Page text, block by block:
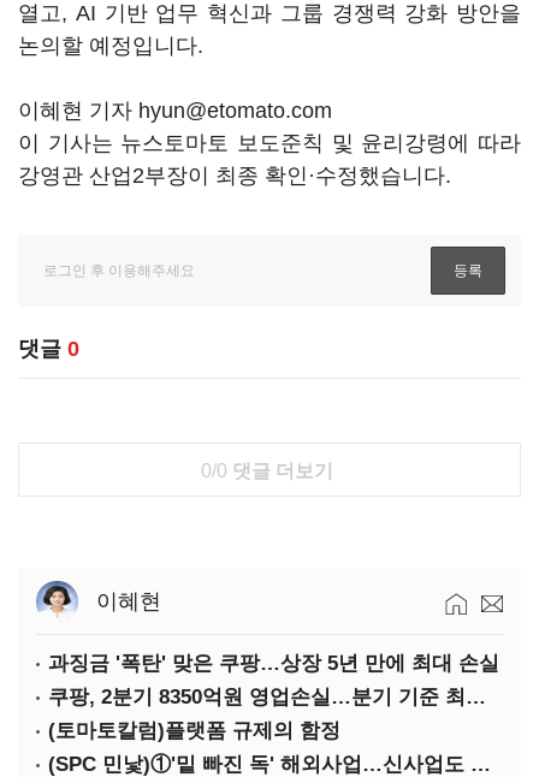
열고, AI 기반 업무 혁신과 그룹 경쟁력 강화 방안을
논의할 예정입니다.
이혜현 기자 hyun@etomato.com
이 기사는 뉴스토마토 보도준칙 및 윤리강령에 따라
강영관 산업2부장이 최종 확인·수정했습니다.
댓글 0
0/0 댓글 더보기
이혜현
과징금 '폭탄' 맞은 쿠팡…상장 5년 만에 최대 손실
쿠팡, 2분기 8350억원 영업손실…분기 기준 최대 적자
(토마토칼럼)플랫폼 규제의 함정
(SPC 민낯)①'밑 빠진 독' 해외사업…신사업도 경고등